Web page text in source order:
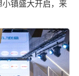
小镇盛大开启，来